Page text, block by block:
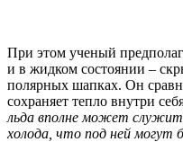
При этом ученый
и в жидком состоянии –
полярных шапках. Он
сохраняет тепло внутри
льда вполне может
холода, что под ней